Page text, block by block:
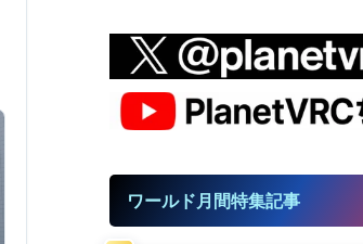
ワールド月間特集記事